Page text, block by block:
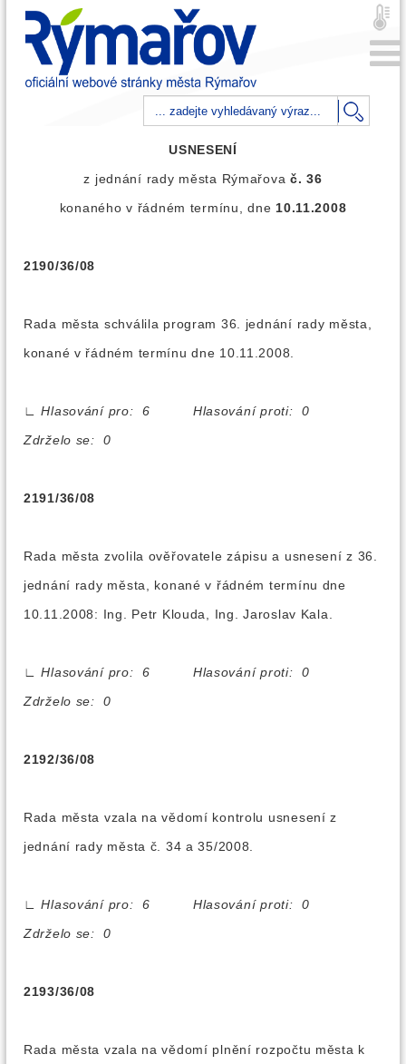
USNESENÍ
z jednání rady města Rýmařova č. 36
konaného v řádném termínu, dne 10.11.2008
2190/36/08
Rada města schválila program 36. jednání rady města,
konané v řádném termínu dne 10.11.2008.
∟
Hlasování pro: 6 Hlasování proti: 0
Zdrželo se: 0
2191/36/08
Rada města zvolila ověřovatele zápisu a usnesení z 36.
jednání rady města, konané v řádném termínu dne
10.11.2008: Ing. Petr Klouda, Ing. Jaroslav Kala.
∟
Hlasování pro: 6 Hlasování proti: 0
Zdrželo se: 0
2192/36/08
Rada města vzala na vědomí kontrolu usnesení z
jednání rady města č. 34 a 35/2008.
∟
Hlasování pro: 6 Hlasování proti: 0
Zdrželo se: 0
2193/36/08
Rada města vzala na vědomí plnění rozpočtu města k